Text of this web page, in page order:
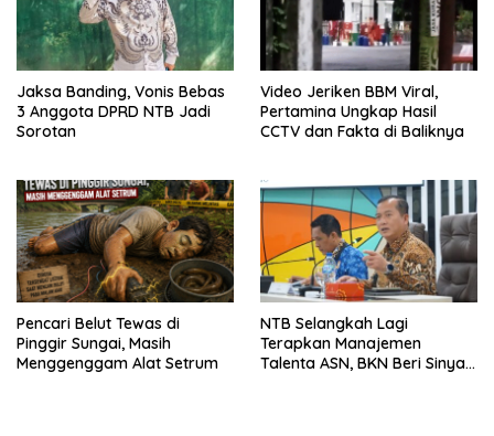
Jaksa Banding, Vonis Bebas
3 Anggota DPRD NTB Jadi
Sorotan
Video Jeriken BBM Viral,
Pertamina Ungkap Hasil
CCTV dan Fakta di Baliknya
Pencari Belut Tewas di
Pinggir Sungai, Masih
Menggenggam Alat Setrum
NTB Selangkah Lagi
Terapkan Manajemen
Talenta ASN, BKN Beri Sinyal